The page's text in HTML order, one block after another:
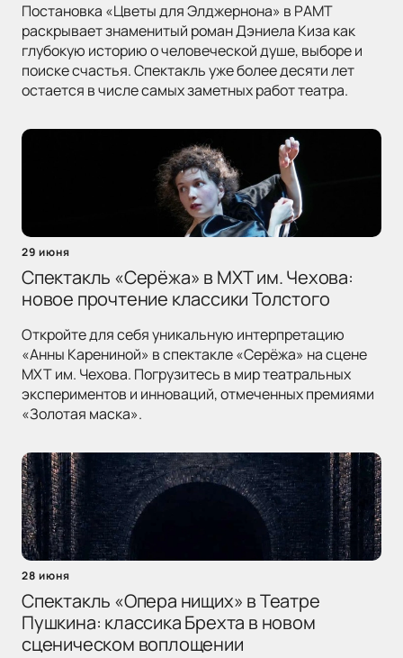
Постановка «Цветы для Элджернона» в РАМТ
раскрывает знаменитый роман Дэниела Киза как
глубокую историю о человеческой душе, выборе и
поиске счастья. Спектакль уже более десяти лет
остается в числе самых заметных работ театра.
29 июня
Спектакль «Серёжа» в МХТ им. Чехова:
новое прочтение классики Толстого
Откройте для себя уникальную интерпретацию
«Анны Карениной» в спектакле «Серёжа» на сцене
МХТ им. Чехова. Погрузитесь в мир театральных
экспериментов и инноваций, отмеченных премиями
«Золотая маска».
28 июня
Спектакль «Опера нищих» в Театре
Пушкина: классика Брехта в новом
сценическом воплощении